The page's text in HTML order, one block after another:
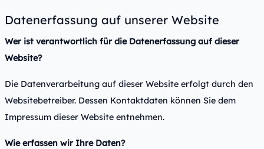
Datenerfassung auf unserer Website
Wer ist verantwortlich für die Datenerfassung auf dieser
Website?
Die Datenverarbeitung auf dieser Website erfolgt durch den
Websitebetreiber. Dessen Kontaktdaten können Sie dem
Impressum dieser Website entnehmen.
Wie erfassen wir Ihre Daten?